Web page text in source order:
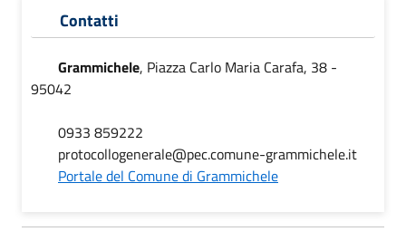
Contatti
Grammichele, Piazza Carlo Maria Carafa, 38 -
95042
0933 859222
protocollogenerale@pec.comune-grammichele.it
Portale del Comune di Grammichele